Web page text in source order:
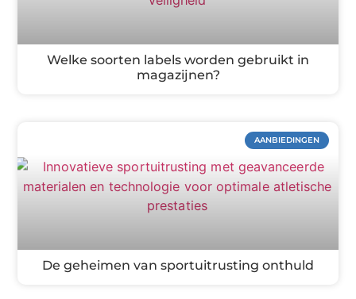
Welke soorten labels worden gebruikt in
magazijnen?
AANBIEDINGEN
De geheimen van sportuitrusting onthuld